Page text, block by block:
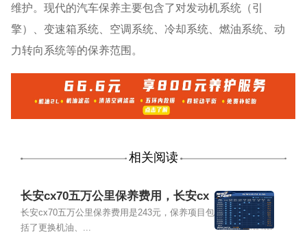
维护。现代的汽车保养主要包含了对发动机系统（引
擎）、变速箱系统、空调系统、冷却系统、燃油系统、动
力转向系统等的保养范围。
相关阅读
长安cx70五万公里保养费用，长安cx
70 5万公里保养项目
长安cx70五万公里保养费用是243元，保养项目包
括了更换机油、...